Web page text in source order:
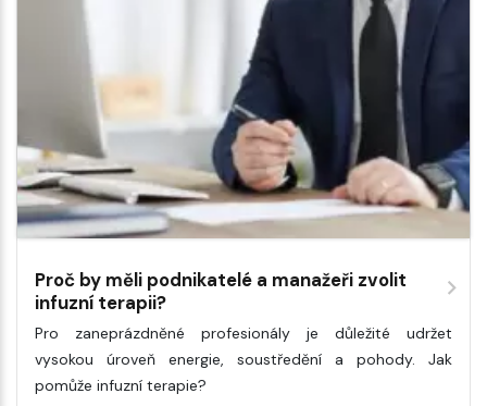
Proč by měli podnikatelé a manažeři zvolit
infuzní terapii?
Pro zaneprázdněné profesionály je důležité udržet
vysokou úroveň energie, soustředění a pohody. Jak
pomůže infuzní terapie?